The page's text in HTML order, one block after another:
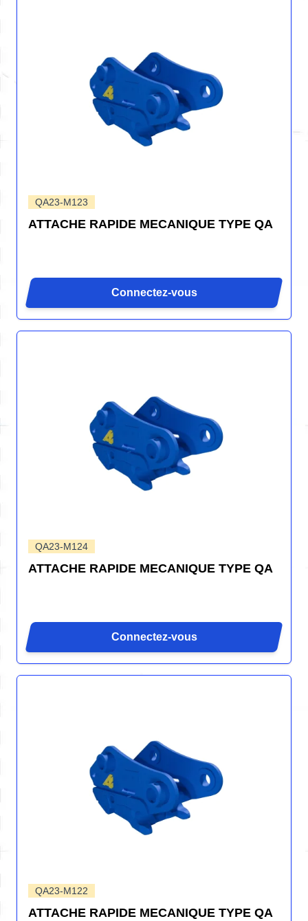
QA23-M123
ATTACHE RAPIDE MECANIQUE TYPE QA
Connectez-vous
QA23-M124
ATTACHE RAPIDE MECANIQUE TYPE QA
Connectez-vous
QA23-M122
ATTACHE RAPIDE MECANIQUE TYPE QA